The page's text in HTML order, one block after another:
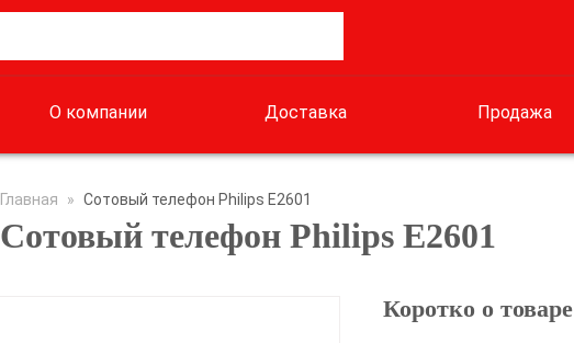
О компании Доставка Продажа
Главная » Сотовый телефон Philips E2601
Сотовый телефон Philips E2601
Коротко о товаре